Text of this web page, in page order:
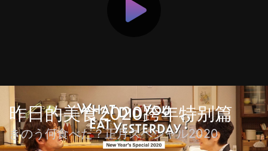
昨日的美食2020跨年特别篇
きのう何食べた？正月スペシャル2020